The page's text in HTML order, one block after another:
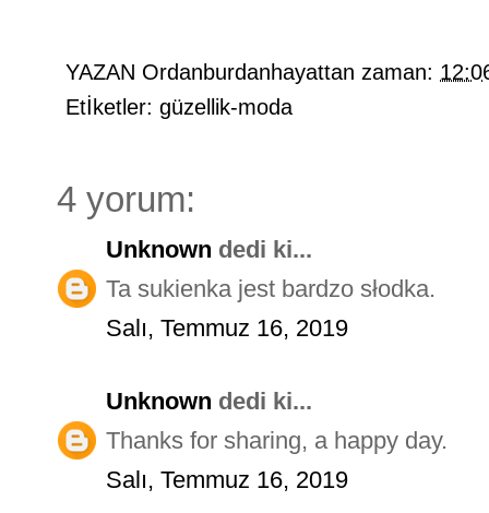
YAZAN Ordanburdanhayattan zaman:
Etİketler: güzellik-moda
4 yorum:
Unknown dedi ki...
Ta sukienka jest bardzo słodka.
Salı, Temmuz 16, 2019
Unknown dedi ki...
Thanks for sharing, a happy day.
Salı, Temmuz 16, 2019